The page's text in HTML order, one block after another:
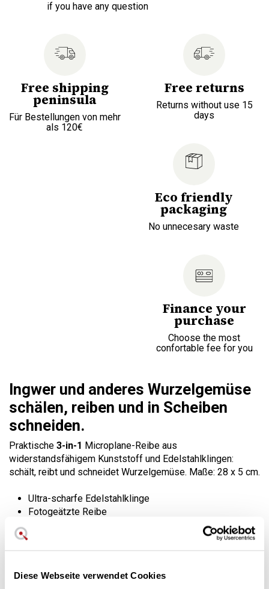
Diese Webseite verwendet Cookies
if you have any question
Free shipping
peninsula
Für Bestellungen von mehr
als 120€
Free returns
Returns without use 15
days
Eco friendly
packaging
No unnecesary waste
Finance your
purchase
Choose the most
confortable fee for you
Ingwer und anderes Wurzelgemüse
schälen, reiben und in Scheiben
schneiden.
Praktische 3-in-1 Microplane-Reibe aus
widerstandsfähigem Kunststoff und Edelstahlklingen:
schält, reibt und schneidet Wurzelgemüse. Maße: 28 x 5 cm.
Ultra-scharfe Edelstahlklinge
Fotogeätzte Reibe
Made in USA